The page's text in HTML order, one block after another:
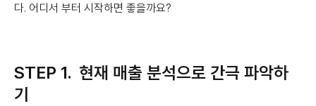
다. 어디서 부터 시작하면 좋을까요?
STEP 1. 현재 매출 분석으로 간극 파악하
기